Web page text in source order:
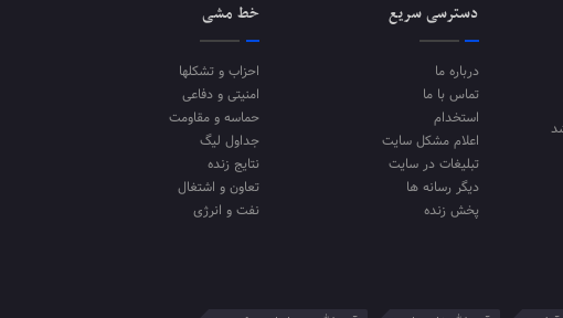
دسترسی سریع
درباره ما
تماس با ما
استخدام
اعلام مشکل سایت
تبلیغات در سایت
دیگر رسانه ها
پخش زنده
خط مشی
احزاب و تشکلها
امنیتی و دفاعی
حماسه و مقاومت
جداول لیگ
نتایج زنده
تعاون و اشتغال
نفت و انرژی